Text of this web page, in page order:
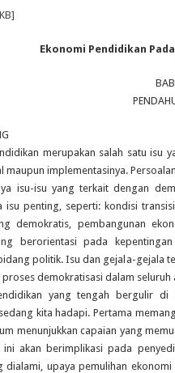
Ekonomi Pendidikan
merupakan salah satu isu
maupun implementasinya.
isu-isu yang terkait dengan
isu penting, seperti: kondisi
demokratis, pembangunan
berorientasi pada
politik. Isu dan gejala-gejala
demokratisasi dalam seluruh
yang tengah bergulir
kita hadapi. Pertama
menunjukkan capaian yang
akan berimplikasi pada
dialami, upaya pemulihan